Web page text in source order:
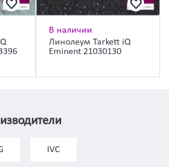
В наличии
Линолеум Tarkett iQ
Eminent 21030130
IVC